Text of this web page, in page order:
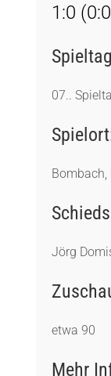
1:0
07..
Jörg
etwa 90
Mehr